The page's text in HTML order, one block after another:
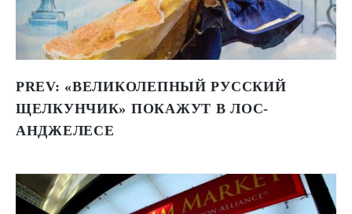
PREV: «ВЕЛИКОЛЕПНЫЙ РУССКИЙ
ЩЕЛКУНЧИК» ПОКАЖУТ В ЛОС-
АНДЖЕЛЕСЕ